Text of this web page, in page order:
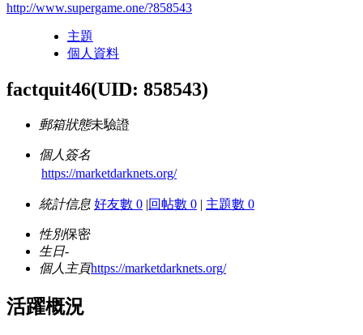
http://www.supergame.one/?858543
主題
個人資料
factquit46(UID: 858543)
郵箱狀態未驗證
個人簽名
https://marketdarknets.org/
統計信息 好友數 0 |回帖數 0 | 主題數 0
性別保密
生日-
個人主頁https://marketdarknets.org/
活躍概況